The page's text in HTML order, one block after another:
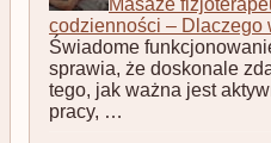
codzienności – Dlaczego
Świadome
sprawia, że doskonale
tego, jak ważna jest
pracy, …